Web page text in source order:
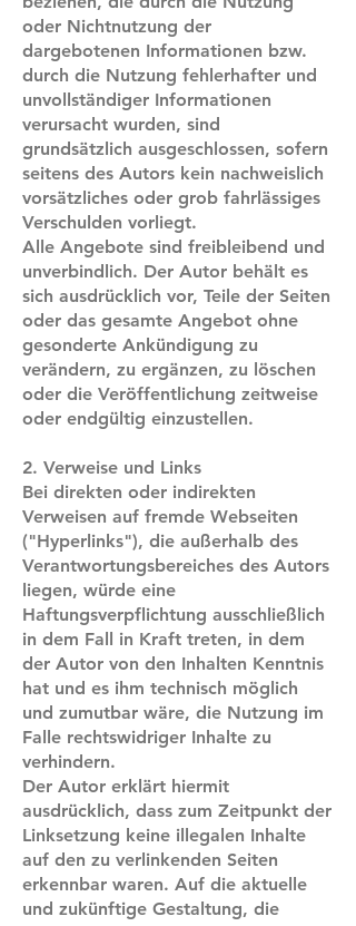
oder Nichtnutzung der
dargebotenen Informationen bzw.
durch die Nutzung fehlerhafter und
unvollständiger Informationen
verursacht wurden, sind
grundsätzlich ausgeschlossen, sofern
seitens des Autors kein nachweislich
vorsätzliches oder grob fahrlässiges
Verschulden vorliegt.
Alle Angebote sind freibleibend und
unverbindlich. Der Autor behält es
sich ausdrücklich vor, Teile der Seiten
oder das gesamte Angebot ohne
gesonderte Ankündigung zu
verändern, zu ergänzen, zu löschen
oder die Veröffentlichung zeitweise
oder endgültig einzustellen.
2. Verweise und Links
Bei direkten oder indirekten
Verweisen auf fremde Webseiten
("Hyperlinks"), die außerhalb des
Verantwortungsbereiches des Autors
liegen, würde eine
Haftungsverpflichtung ausschließlich
in dem Fall in Kraft treten, in dem
der Autor von den Inhalten Kenntnis
hat und es ihm technisch möglich
und zumutbar wäre, die Nutzung im
Falle rechtswidriger Inhalte zu
verhindern.
Der Autor erklärt hiermit
ausdrücklich, dass zum Zeitpunkt der
Linksetzung keine illegalen Inhalte
auf den zu verlinkenden Seiten
erkennbar waren. Auf die aktuelle
und zukünftige Gestaltung, die